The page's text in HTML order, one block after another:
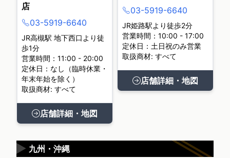
店
03-5919-6640
JR高槻駅 地下西口より徒
歩1分
営業時間：11:00 - 20:00
定休日：なし（臨時休業・
年末年始を除く）
取扱商材: すべて
店舗詳細・地図
03-5919-6640
JR姫路駅より徒歩2分
営業時間：10:00 - 17:00
定休日：土日祝のみ営業
取扱商材: すべて
店舗詳細・地図
九州・沖縄
▶